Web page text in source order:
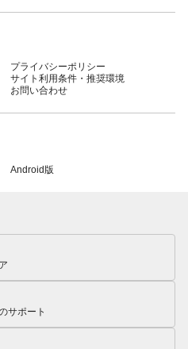
プライバシーポリシー
サイト利用条件・推奨環境
お問い合わせ
Android版
サポート